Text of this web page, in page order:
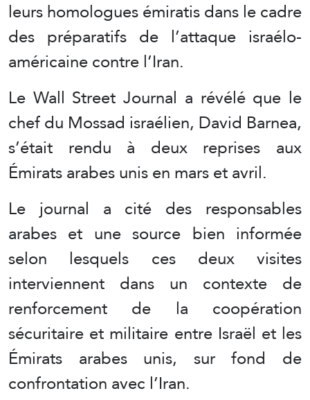
leurs homologues émiratis dans le cadre
des préparatifs de l’attaque israélo-
américaine contre l’Iran.
Le Wall Street Journal a révélé que le
chef du Mossad israélien, David Barnea,
s’était rendu à deux reprises aux
Émirats arabes unis en mars et avril.
Le journal a cité des responsables
arabes et une source bien informée
selon lesquels ces deux visites
interviennent dans un contexte de
renforcement de la coopération
sécuritaire et militaire entre Israël et les
Émirats arabes unis, sur fond de
confrontation avec l’Iran.